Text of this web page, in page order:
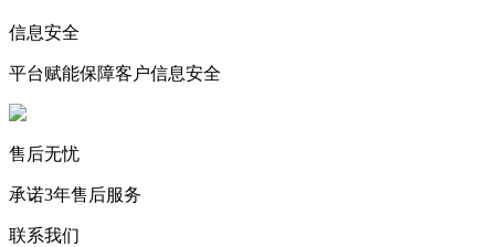
信息安全
平台赋能保障客户信息安全
售后无忧
承诺3年售后服务
联系我们